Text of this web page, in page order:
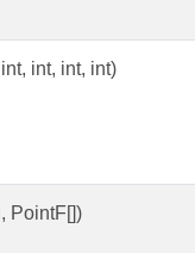
int, int, int)
PointF[])